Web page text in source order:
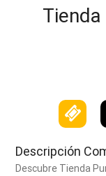
Tienda
Descripción
Descubre Tienda